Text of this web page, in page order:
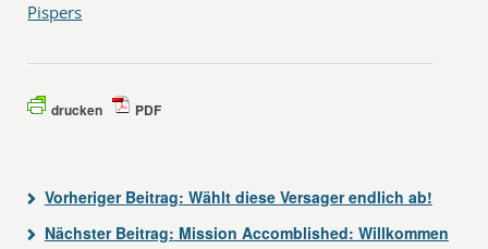
Pispers
drucken PDF
Vorheriger Beitrag: Wählt diese Versager endlich ab!
Nächster Beitrag: Mission Accomblished: Willkommen